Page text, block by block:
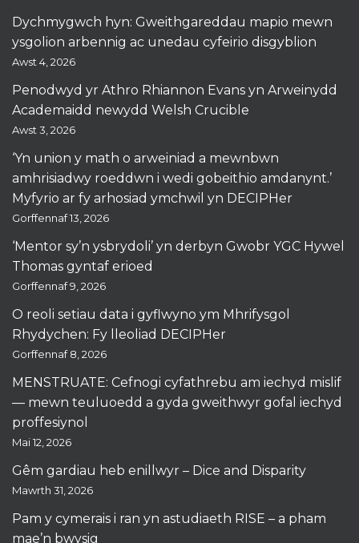
Dychmygwch hyn: Gweithgareddau mapio mewn
ysgolion arbennig ac unedau cyfeirio disgyblion
Awst 4, 2026
Penodwyd yr Athro Rhiannon Evans yn Arweinydd
Academaidd newydd Welsh Crucible
Awst 3, 2026
‘Yn union y math o arweiniad a mewnbwn
amhrisiadwy roeddwn i wedi gobeithio amdanynt.’
Myfyrio ar fy arhosiad ymchwil yn DECIPHer
Gorffennaf 13, 2026
‘Mentor sy’n ysbrydoli’ yn derbyn Gwobr YGC Hywel
Thomas gyntaf erioed
Gorffennaf 9, 2026
O reoli setiau data i gyflwyno ym Mhrifysgol
Rhydychen: Fy lleoliad DECIPHer
Gorffennaf 8, 2026
MENSTRUATE: Cefnogi cyfathrebu am iechyd mislif
— mewn teuluoedd a gyda gweithwyr gofal iechyd
proffesiynol
Mai 12, 2026
Gêm gardiau heb enillwyr – Dice and Disparity
Mawrth 31, 2026
Pam y cymerais i ran yn astudiaeth RISE – a pham
mae’n bwysig